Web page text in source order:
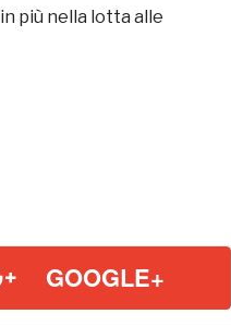
più nella lotta alle
GOOGLE+